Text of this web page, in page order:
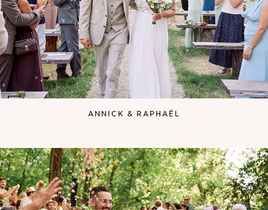
ANNICK & RAPHAËL